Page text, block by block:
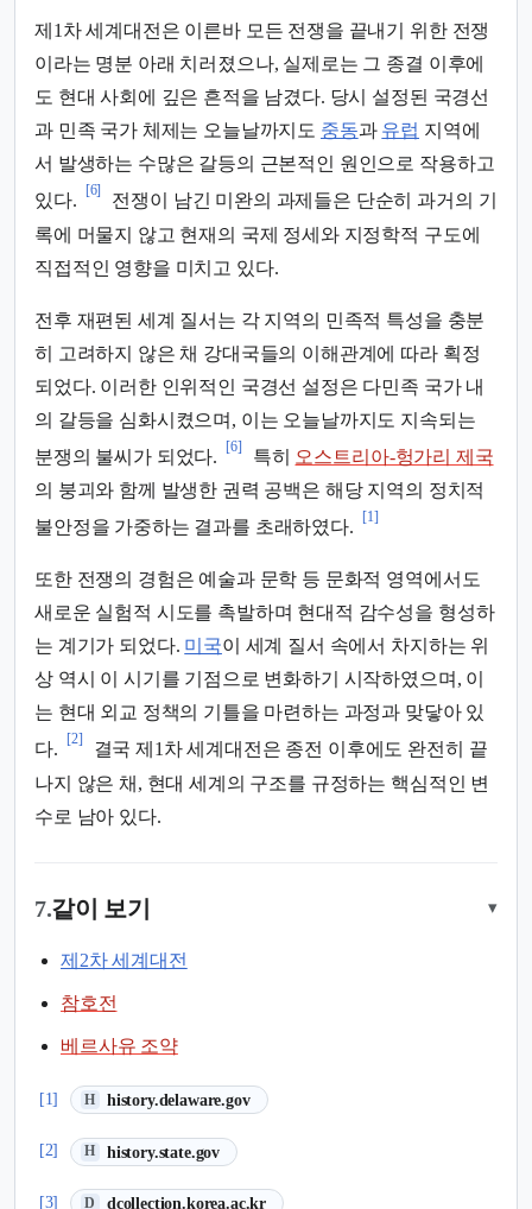
제1차 세계대전은 이른바 모든 전쟁을 끝내기 위한 전쟁
이라는 명분 아래 치러졌으나, 실제로는 그 종결 이후에
도 현대 사회에 깊은 흔적을 남겼다. 당시 설정된 국경선
과 민족 국가 체제는 오늘날까지도 중동과 유럽 지역에
서 발생하는 수많은 갈등의 근본적인 원인으로 작용하고
있다.
[6]
전쟁이 남긴 미완의 과제들은 단순히 과거의 기
록에 머물지 않고 현재의 국제 정세와 지정학적 구도에
직접적인 영향을 미치고 있다.
전후 재편된 세계 질서는 각 지역의 민족적 특성을 충분
히 고려하지 않은 채 강대국들의 이해관계에 따라 획정
되었다. 이러한 인위적인 국경선 설정은 다민족 국가 내
의 갈등을 심화시켰으며, 이는 오늘날까지도 지속되는
분쟁의 불씨가 되었다.
[6]
특히 오스트리아-헝가리 제국
의 붕괴와 함께 발생한 권력 공백은 해당 지역의 정치적
불안정을 가중하는 결과를 초래하였다.
[1]
또한 전쟁의 경험은 예술과 문학 등 문화적 영역에서도
새로운 실험적 시도를 촉발하며 현대적 감수성을 형성하
는 계기가 되었다. 미국이 세계 질서 속에서 차지하는 위
상 역시 이 시기를 기점으로 변화하기 시작하였으며, 이
는 현대 외교 정책의 기틀을 마련하는 과정과 맞닿아 있
다.
[2]
결국 제1차 세계대전은 종전 이후에도 완전히 끝
나지 않은 채, 현대 세계의 구조를 규정하는 핵심적인 변
수로 남아 있다.
7.같이 보기 ▾
제2차 세계대전
참호전
베르사유 조약
[1] H history.delaware.gov
(새 탭에서 열림)
[2] H history.state.gov
(새 탭에서 열림)
[3] D dcollection.korea.ac.kr
(새 탭에서 열림)